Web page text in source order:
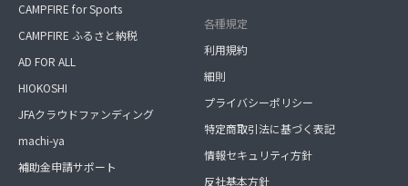
CAMPFIRE for Sports
CAMPFIRE ふるさと納税
AD FOR ALL
HIOKOSHI
JFAクラウドファンディング
machi-ya
補助金申請サポート
各種規定
利用規約
細則
プライバシーポリシー
特定商取引法に基づく表記
情報セキュリティ方針
反社基本方針